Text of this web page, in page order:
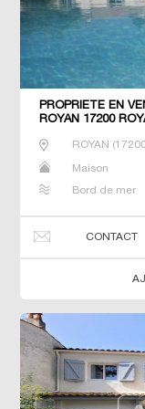
PROPRIÉTÉ EN
ROYAN 17200
ROYAN (
Maison
Bord de mer
CONTACT